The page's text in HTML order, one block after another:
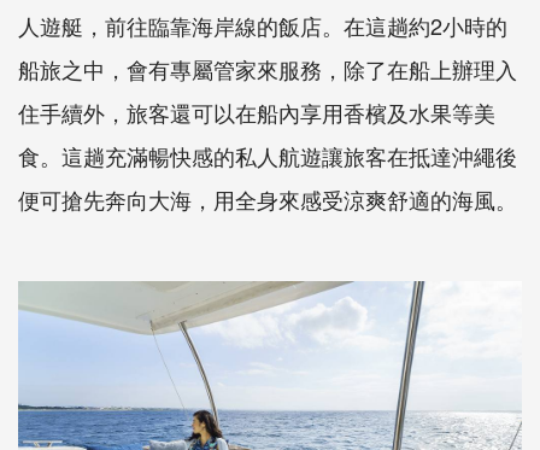
人遊艇，前往臨靠海岸線的飯店。在這趟約2小時的
船旅之中，會有專屬管家來服務，除了在船上辦理入
住手續外，旅客還可以在船內享用香檳及水果等美
食。這趟充滿暢快感的私人航遊讓旅客在抵達沖繩後
便可搶先奔向大海，用全身來感受涼爽舒適的海風。